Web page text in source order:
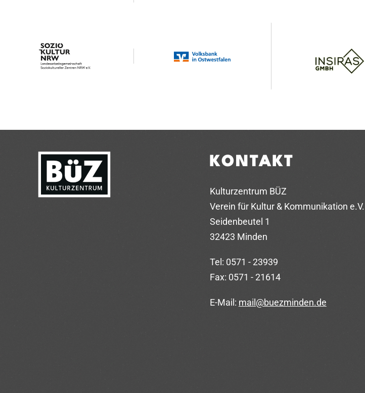
KONTAKT
Kulturzentrum BÜZ
Verein für Kultur & Kommunikation e.V.
Seidenbeutel 1
32423 Minden
Tel: 0571 - 23939
Fax: 0571 - 21614
E-Mail: mail@buezminden.de